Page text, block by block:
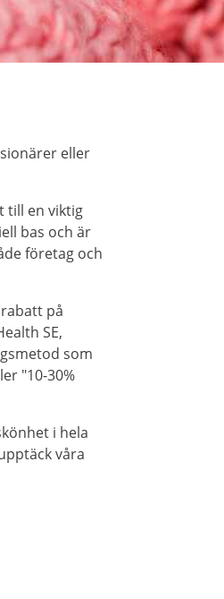
eller
till en viktig
bas och är
företag och
på
SE,
som
"10-30%
i hela
våra